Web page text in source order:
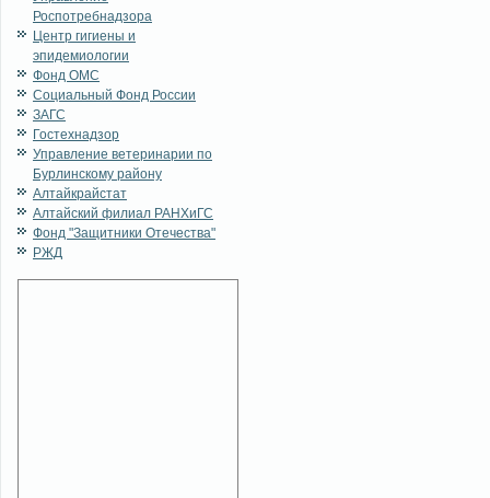
Роспотребнадзора
Центр гигиены и
эпидемиологии
Фонд ОМС
Социальный Фонд России
ЗАГС
Гостехнадзор
Управление ветеринарии по
Бурлинскому району
Алтайкрайстат
Алтайский филиал РАНХиГС
Фонд "Защитники Отечества"
РЖД